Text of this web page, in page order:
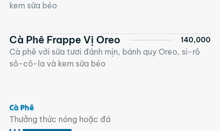
kem sữa béo
Cà Phê Frappe Vị Oreo 140,000
Cà phê với sữa tươi đánh mịn, bánh quy Oreo, si-rô
sô-cô-la và kem sữa béo
Cà Phê
Thưởng thức nóng hoặc đá